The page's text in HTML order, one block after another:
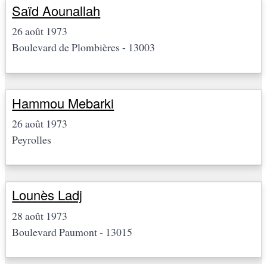
Saïd Aounallah
26 août 1973
Boulevard de Plombières - 13003
Hammou Mebarki
26 août 1973
Peyrolles
Lounès Ladj
28 août 1973
Boulevard Paumont - 13015